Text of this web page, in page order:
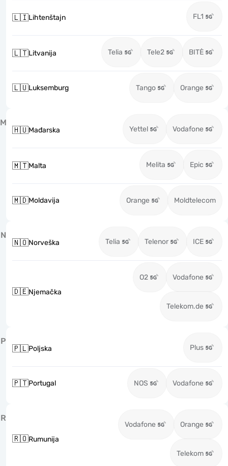
🇱🇮Lihtenštajn FL1
🇱🇹Litvanija Telia Tele2 BITĖ
🇱🇺Luksemburg Tango Orange
M
🇭🇺Mađarska Yettel Vodafone
🇲🇹Malta Melita Epic
🇲🇩Moldavija Orange Moldtelecom
N
🇳🇴Norveška Telia Telenor ICE
🇩🇪Njemačka
O2 Vodafone
Telekom.de
P
🇵🇱Poljska Plus
🇵🇹Portugal NOS Vodafone
R
🇷🇴Rumunija
Vodafone Orange
Telekom